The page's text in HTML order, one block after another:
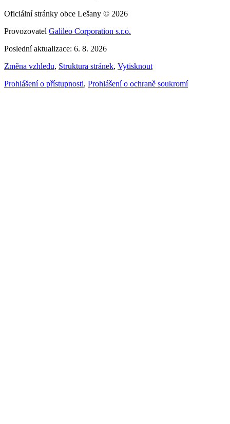
Oficiální stránky obce Lešany © 2026
Provozovatel Galileo Corporation s.r.o.
Poslední aktualizace: 6. 8. 2026
Změna vzhledu, Struktura stránek, Vytisknout
Prohlášení o přístupnosti, Prohlášení o ochraně soukromí